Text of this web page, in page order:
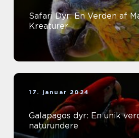
Safari Dyr: En Verden af
Kreaturer
17. januar 2024
Galapagos dyr: En unik
naturundere